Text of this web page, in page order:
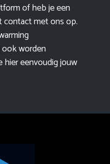
of heb je een
contact met ons op.
ook worden
hier eenvoudigjouw